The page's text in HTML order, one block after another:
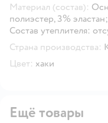
Материал (состав):
полиэстер, 3%
Состав утеплителя:
Страна производства:
Цвет: хаки
Ещё товары